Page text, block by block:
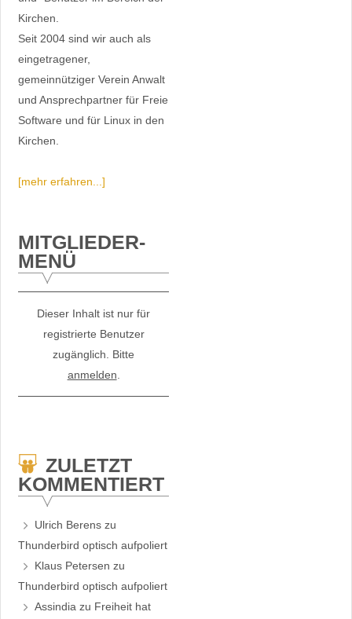
Kirchen.
Seit 2004 sind wir auch als
eingetragener,
gemeinnütziger Verein Anwalt
und Ansprechpartner für Freie
Software und für Linux in den
Kirchen.
[mehr erfahren...]
MITGLIEDER-
MENÜ
Dieser Inhalt ist nur für
registrierte Benutzer
zugänglich. Bitte
anmelden
ZULETZT
KOMMENTIERT
Ulrich Berens zu
Thunderbird optisch aufpoliert
Klaus Petersen zu
Thunderbird optisch aufpoliert
Assindia zu Freiheit hat